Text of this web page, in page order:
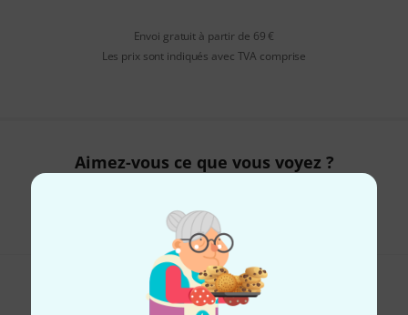
Envoi gratuit à partir de 69 €
Les prix sont indiqués avec TVA comprise
Aimez-vous ce que vous voyez ?